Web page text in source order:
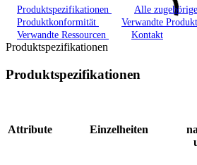
Produktspezifikationen
Alle
Produktkonformität
Verwandte
Verwandte Ressourcen
Kontakt
Produktspezifikationen
Produktspezifikationen
Attribute Einzelheiten